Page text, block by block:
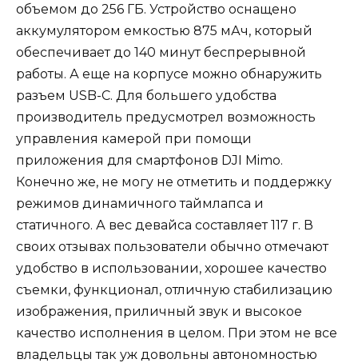
объемом до 256 ГБ. Устройство оснащено
аккумулятором емкостью 875 мАч, который
обеспечивает до 140 минут беспрерывной
работы. А еще на корпусе можно обнаружить
разъем USB-C. Для большего удобства
производитель предусмотрел возможность
управления камерой при помощи
приложения для смартфонов DJI Mimo.
Конечно же, не могу не отметить и поддержку
режимов динамичного таймлапса и
статичного. А вес девайса составляет 117 г. В
своих отзывах пользователи обычно отмечают
удобство в использовании, хорошее качество
съемки, функционал, отличную стабилизацию
изображения, приличный звук и высокое
качество исполнения в целом. При этом не все
владельцы так уж довольны автономностью